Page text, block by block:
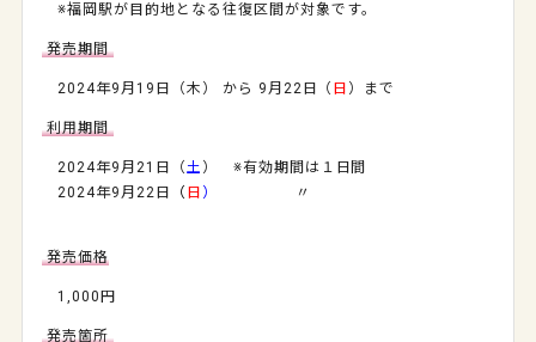
※福岡駅が目的地となる往復区間が対象です。
発売期間
2024年9月19日（木） から 9月22日（ 日 ）まで
利用期間
2024年9月21日（土 ） ※有効期間は１日間
2024年9月22日
（ 日 ） 〃
発売価格
1,000円
発売箇所